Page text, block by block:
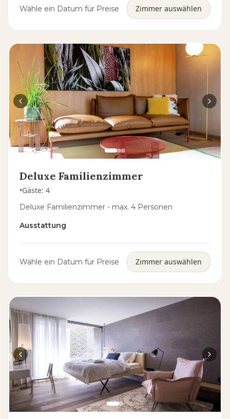
Wähle ein Datum für Preise Zimmer auswählen
Deluxe Familienzimmer
•Gäste: 4
Deluxe Familienzimmer - max. 4 Personen
Ausstattung
Wähle ein Datum für Preise Zimmer auswählen